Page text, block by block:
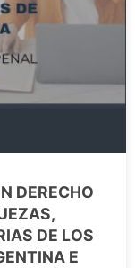
DERECHO
DE LOS
E